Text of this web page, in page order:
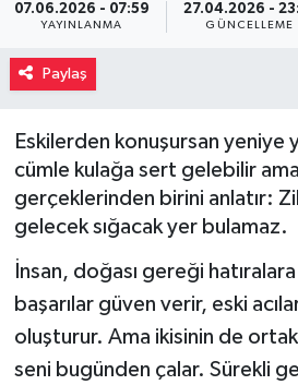
07.06.2026 - 07:59
YAYINLANMA
27.04.2026 -
GÜNCELLEME
Paylaş
Eskilerden konuşursan yeniye
cümle kulağa sert gelebilir ama
gerçeklerinden birini anlatır:
gelecek sığacak yer bulamaz.
İnsan, doğası gereği
başarılar güven verir, eski
oluşturur. Ama ikisinin de
seni bugünden çalar. Sürekli
Haberler
Kültür Sanat
Müzik
Piyasa
Resmi İlanlar
Sağlık
Haber Arşivi